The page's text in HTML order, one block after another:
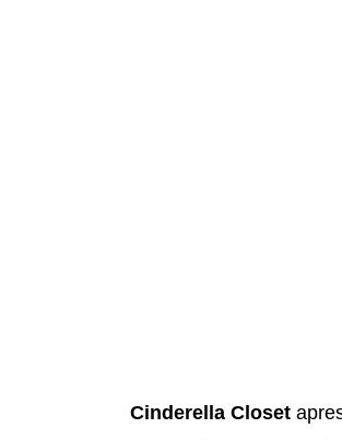
Cinderella Closet